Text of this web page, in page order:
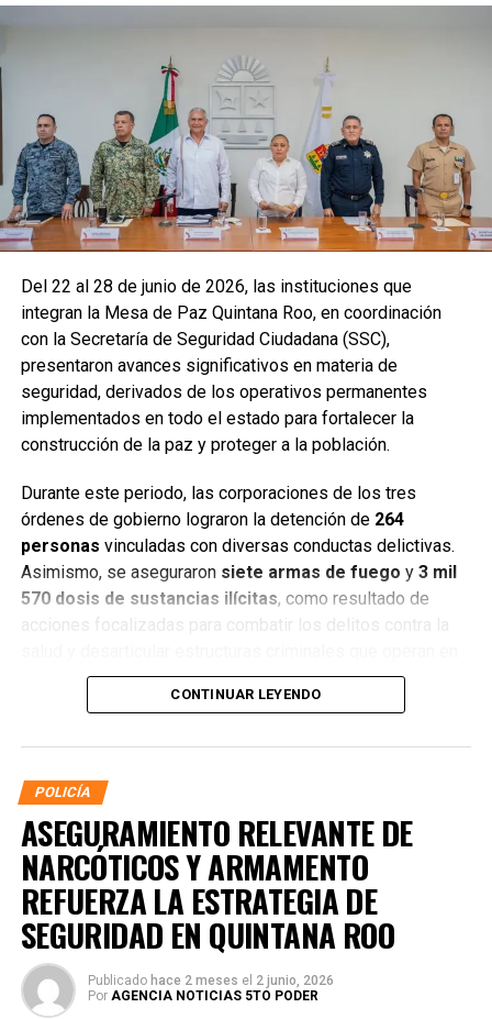
Del 22 al 28 de junio de 2026, las instituciones que
integran la Mesa de Paz Quintana Roo, en coordinación
con la Secretaría de Seguridad Ciudadana (SSC),
presentaron avances significativos en materia de
seguridad, derivados de los operativos permanentes
implementados en todo el estado para fortalecer la
construcción de la paz y proteger a la población.
Durante este periodo, las corporaciones de los tres
órdenes de gobierno lograron la detención de 264
personas vinculadas con diversas conductas delictivas.
Asimismo, se aseguraron siete armas de fuego y 3 mil
570 dosis de sustancias ilícitas, como resultado de
acciones focalizadas para combatir los delitos contra la
distintos municipios.
CONTINUAR LEYENDO
POLICÍA
ASEGURAMIENTO RELEVANTE DE
NARCÓTICOS Y ARMAMENTO
REFUERZA LA ESTRATEGIA DE
SEGURIDAD EN QUINTANA ROO
Publicado hace 2 meses el 2 junio, 2026
Por AGENCIA NOTICIAS 5TO PODER